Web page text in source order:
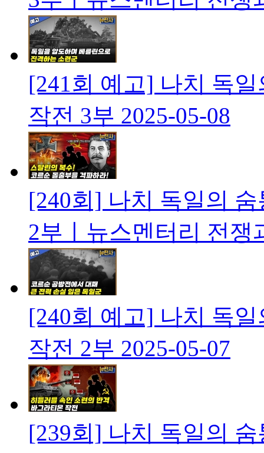
[241회 예고] 나치 독
작전 3부 2025-05-08
[240회] 나치 독일의
2부ㅣ뉴스멘터리 전쟁
[240회 예고] 나치 독
작전 2부 2025-05-07
[239회] 나치 독일의